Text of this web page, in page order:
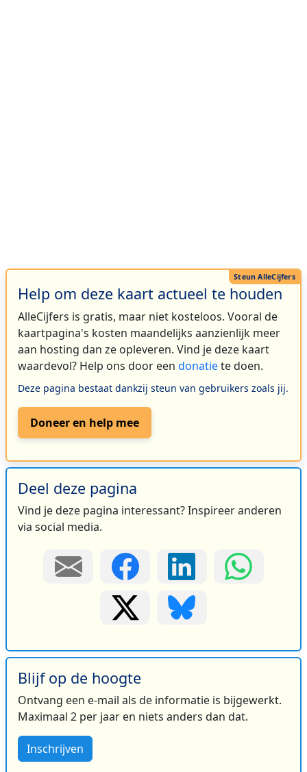
Help om deze kaart actueel te houden
AlleCijfers is gratis, maar niet kosteloos. Vooral de
kaartpagina's kosten maandelijks aanzienlijk meer
aan hosting dan ze opleveren. Vind je deze kaart
waardevol? Help ons door een donatiete doen.
Deze pagina bestaat dankzij steun van gebruikers zoals jij.
Doneer en help mee
Deel deze pagina
Vind je deze pagina interessant? Inspireer anderen
via social media.
Blijf op de hoogte
Ontvang een e-mail als de informatie is bijgewerkt.
Maximaal 2 per jaar en niets anders dan dat.
Inschrijven